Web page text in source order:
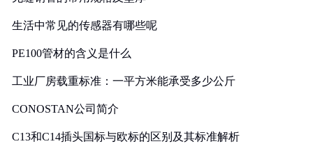
生活中常见的传感器有哪些呢
PE100管材的含义是什么
工业厂房载重标准：一平方米能承受多少公斤
CONOSTAN公司简介
C13和C14插头国标与欧标的区别及其标准解析